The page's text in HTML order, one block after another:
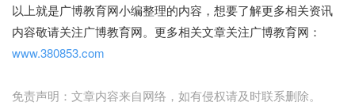
以上就是广博教育网小编整理的内容，想要了解更多相关资讯
内容敬请关注广博教育网。更多相关文章关注广博教育网：
www.380853.com
免责声明：文章内容来自网络，如有侵权请及时联系删除。